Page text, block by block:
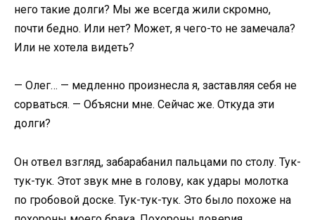
него такие долги? Мы же всегда жили скромно,
почти бедно. Или нет? Может, я чего-то не замечала?
Или не хотела видеть?
— Олег… — медленно произнесла я, заставляя себя не
сорваться. — Объясни мне. Сейчас же. Откуда эти
долги?
Он отвел взгляд, забарабанил пальцами по столу. Тук-
тук-тук. Этот звук мне в голову, как удары молотка
по гробовой доске. Тук-тук-тук. Это было похоже на